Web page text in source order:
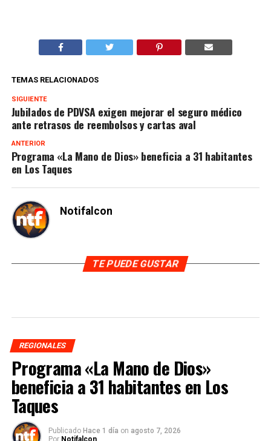
TEMAS RELACIONADOS
SIGUIENTE
Jubilados de PDVSA exigen mejorar el seguro médico
ante retrasos de reembolsos y cartas aval
ANTERIOR
Programa «La Mano de Dios» beneficia a 31 habitantes
en Los Taques
Notifalcon
TE PUEDE GUSTAR
REGIONALES
Programa «La Mano de Dios»
beneficia a 31 habitantes en Los
Taques
Publicado Hace 1 día on agosto 7, 2026
Por Notifalcon